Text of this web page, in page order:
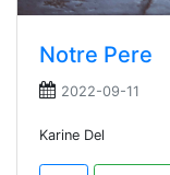
Notre Pere
2022-09-11
Karine Del